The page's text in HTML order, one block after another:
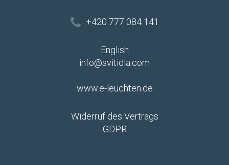
+420 777 084 141
English
info@svitidla.com
www.e-leuchten.de
Widerruf des Vertrags
GDPR